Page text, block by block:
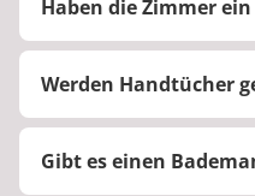
Haben die Zimmer
Die meisten Zimmer
Werden Handtücher
Ja, Handtücher
gestellt und regelmäßig
Gibt es einen